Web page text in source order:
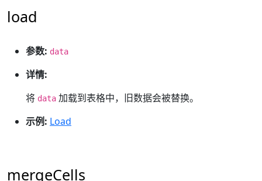
load
参数: data
详情:
将 data 加载到表格中，旧数据会被替换。
示例: Load
mergeCells